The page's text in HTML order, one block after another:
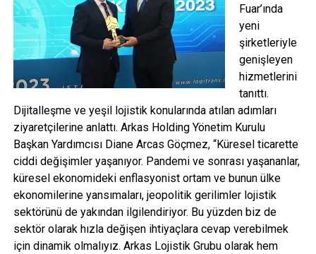
Fuar’ında
yeni
şirketleriyle
genişleyen
hizmetlerini
tanıttı.
Dijitalleşme ve yeşil lojistik konularında atılan adımları
ziyaretçilerine anlattı. Arkas Holding Yönetim Kurulu
Başkan Yardımcısı Diane Arcas Göçmez, “Küresel ticarette
ciddi değişimler yaşanıyor. Pandemi ve sonrası yaşananlar,
küresel ekonomideki enflasyonist ortam ve bunun ülke
ekonomilerine yansımaları, jeopolitik gerilimler lojistik
sektörünü de yakından ilgilendiriyor. Bu yüzden biz de
sektör olarak hızla değişen ihtiyaçlara cevap verebilmek
için dinamik olmalıyız. Arkas Lojistik Grubu olarak hem